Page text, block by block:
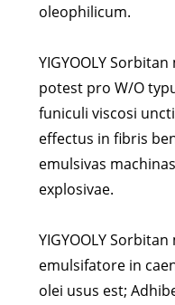
oleophilicum.
YIGYOOLY
potest pro W/O
funiculi viscosi
effectus in fibris
emulsivas
explosivae.
YIGYOOLY
emulsifatore in
olei usus est;